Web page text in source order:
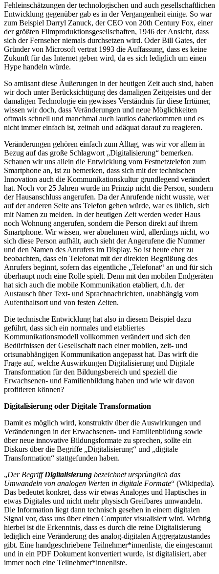
Fehleinschätzungen der technologischen und auch gesellschaftlichen
Entwicklung gegenüber gab es in der Vergangenheit einige. So war
zum Beispiel Darryl Zanuck, der CEO von 20th Century Fox, einer
der größten Filmproduktionsgesellschaften, 1946 der Ansicht, dass
sich der Fernseher niemals durchsetzen wird. Oder Bill Gates, der
Gründer von Microsoft vertrat 1993 die Auffassung, dass es keine
Zukunft für das Internet geben wird, da es sich lediglich um einen
Hype handeln würde.
So amüsant diese Äußerungen in der heutigen Zeit auch sind, haben
wir doch unter Berücksichtigung des damaligen Zeitgeistes und der
damaligen Technologie ein gewisses Verständnis für diese Irrtümer,
wissen wir doch, dass Veränderungen und neue Möglichkeiten
oftmals schnell und manchmal auch lautlos daherkommen und es
nicht immer einfach ist, zeitnah und adäquat darauf zu reagieren.
Veränderungen gehören einfach zum Alltag, was wir vor allem in
Bezug auf das große Schlagwort „Digitalisierung“ bemerken.
Schauen wir uns allein die Entwicklung vom Festnetztelefon zum
Smartphone an, ist zu bemerken, dass sich mit der technischen
Innovation auch die Kommunikationskultur grundlegend verändert
hat. Noch vor 25 Jahren wurde im Prinzip nicht die Person, sondern
der Hausanschluss angerufen. Da der Anrufende nicht wusste, wer
auf der anderen Seite ans Telefon gehen würde, war es üblich, sich
mit Namen zu melden. In der heutigen Zeit werden weder Haus
noch Wohnung angerufen, sondern die Person direkt auf ihrem
Smartphone. Wir wissen, wer abnehmen wird, allerdings nicht, wo
sich diese Person aufhält, auch sieht der Angerufene die Nummer
und den Namen des Anrufers im Display. So ist heute eher zu
beobachten, dass ein Telefonat mit der direkten Begrüßung des
Anrufers beginnt, sofern das eigentliche „Telefonat“ an und für sich
überhaupt noch eine Rolle spielt. Denn mit den mobilen Endgeräten
hat sich auch die mobile Kommunikation etabliert, d.h. der
Austausch über Text- und Sprachnachrichten, unabhängig vom
Aufenthaltsort und von festen Zeiten.
Die technische Entwicklung hat also in diesem Beispiel dazu
geführt, dass sich ein normales und etabliertes
Kommunikationsmodell vollkommen verändert und sich den
Bedürfnissen der Gesellschaft nach einer mobilen, zeit- und
ortsunabhängigen Kommunikation angepasst hat. Das wirft die
Frage auf, welche Auswirkungen Digitalisierung und Digitale
Transformation für den Bildungsbereich und speziell die
Erwachsenen- und Familienbildung haben und wie wir davon
profitieren können?
Digitalisierung oder Digitale Transformation
Damit es möglich wird, konstruktiv über die Auswirkungen und
Veränderungen in der Erwachsenen- und Familienbildung sowie
über neue innovative Bildungsformate zu sprechen, sollte ein
Diskurs über die Begriffe „Digitalisierung“ und „digitale
Transformation“ stattgefunden haben.
„Der BegriffDigitalisierung bezeichnet ursprünglich das
Umwandeln von analogen Werten in digitale Formate“ (Wikipedia).
Das bedeutet konkret, dass wir etwas Analoges und Haptisches in
etwas Digitales und nicht mehr physisch Greifbares umwandeln.
Die Information liegt dann technisch gesehen in einem digitalen
Signal vor, dass uns über einen Computer visualisiert wird. Wichtig
hierbei ist die Erkenntnis, dass es durch die reine Digitalisierung
lediglich eine Veränderung des analog-digitalen Aggregatzustandes
gibt. Eine handgeschriebene Teilnehmer*innenliste, die eingescannt
und in ein PDF Dokument konvertiert wurde, ist digitalisiert, aber
immer noch eine Teilnehmer*innenliste.